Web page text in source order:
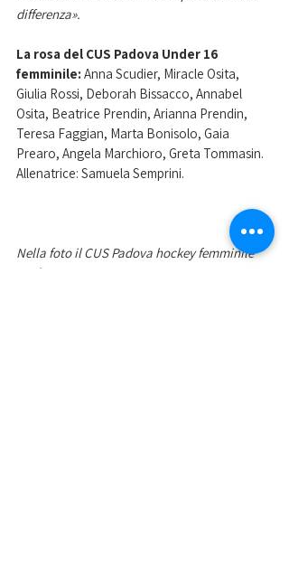
differenza».
La rosa del CUS Padova Under 16
femminile: Anna Scudier, Miracle Osita,
Giulia Rossi, Deborah Bissacco, Annabel
Osita, Beatrice Prendin, Arianna Prendin,
Teresa Faggian, Marta Bonisolo, Gaia
Prearo, Angela Marchioro, Greta Tommasin.
Allenatrice: Samuela Semprini.
Nella foto il CUS Padova hockey femminile
Under 16